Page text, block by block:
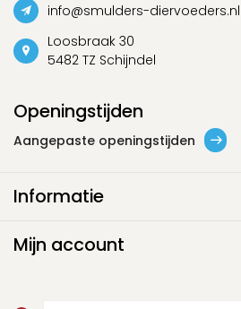
info@smulders-diervoeders.nl
Loosbraak 30
5482 TZ Schijndel
Openingstijden
Aangepaste openingstijden
Informatie
Mijn account